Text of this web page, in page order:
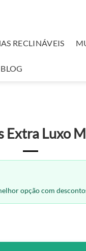
RECLINÁVEIS
BLOG
Extra Luxo
opção com